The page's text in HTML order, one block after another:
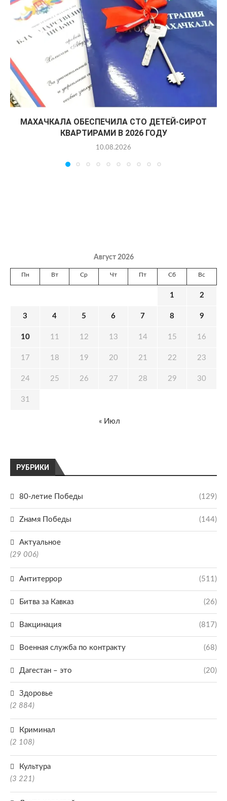
МАХАЧКАЛА ОБЕСПЕЧИЛА СТО ДЕТЕЙ-СИРОТ
КВАРТИРАМИ В 2026 ГОДУ
10.08.2026
РУБРИКИ
80-летие Победы (129)
Zнамя Победы (144)
Актуальное
(29 006)
Антитеррор (511)
Битва за Кавказ (26)
Вакцинация (817)
Военная служба по контракту (68)
Дагестан – это (20)
Здоровье
(2 884)
Криминал
(2 108)
Культура
(3 221)
Август 2026
Пн Вт Ср Чт Пт Сб Вс
1 2
3 4 5 6 7 8 9
10 11 12 13 14 15 16
17 18 19 20 21 22 23
24 25 26 27 28 29 30
31
« Июл